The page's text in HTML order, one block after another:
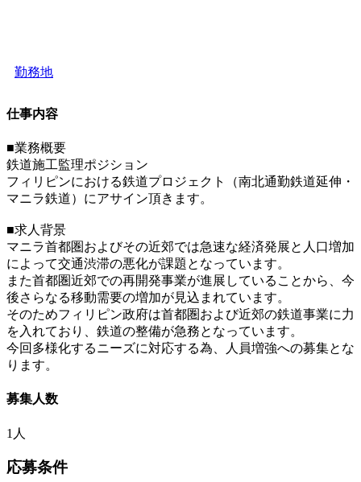
勤務地
仕事内容
■業務概要
鉄道施工監理ポジション
フィリピンにおける鉄道プロジェクト（南北通勤鉄道延伸・
マニラ鉄道）にアサイン頂きます。
■求人背景
マニラ首都圏およびその近郊では急速な経済発展と人口増加
によって交通渋滞の悪化が課題となっています。
また首都圏近郊での再開発事業が進展していることから、今
後さらなる移動需要の増加が見込まれています。
そのためフィリピン政府は首都圏および近郊の鉄道事業に力
を入れており、鉄道の整備が急務となっています。
今回多様化するニーズに対応する為、人員増強への募集とな
ります。
募集人数
1人
応募条件